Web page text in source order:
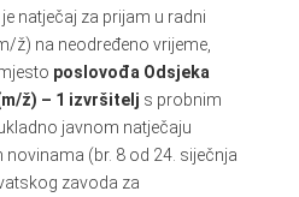
natječaj za prijam u radni
ž) na neodređeno vrijeme,
poslovođa Odsjeka
ž) – 1 izvršitelj s probnim
javnom natječaju
(br. 8 od 24. siječnja
zavoda za